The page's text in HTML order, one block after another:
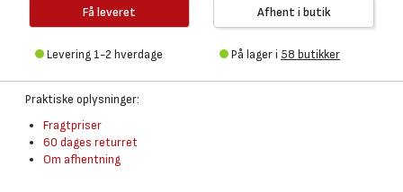
Få leveret
Levering 1-2 hverdage
Afhent i butik
På lager i 58 butikker
Praktiske oplysninger:
Fragtpriser
60 dages returret
Om afhentning